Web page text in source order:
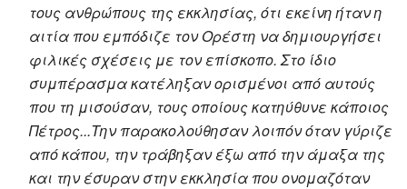
τους ανθρώπους της εκκλησίας, ότι εκείνη ήταν η
αιτία που εμπόδιζε τον Ορέστη να δημιουργήσει
φιλικές σχέσεις με τον επίσκοπο. Στο ίδιο
συμπέρασμα κατέληξαν ορισμένοι από αυτούς
που τη μισούσαν, τους οποίους κατηύθυνε κάποιος
Πέτρος...Την παρακολούθησαν λοιπόν όταν γύριζε
από κάπου, την τράβηξαν έξω από την άμαξα της
και την έσυραν στην εκκλησία που ονομαζόταν